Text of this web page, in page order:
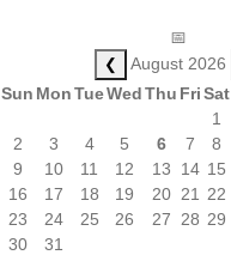
📅
❮ August 2026
Sun MonTueWedThu FriSat
1
2
3 4 5 6 7
8
9
10 11 12 13 14 15
16
17 18 19 20 21
22
23
24 25 26 27 28 29
30
31